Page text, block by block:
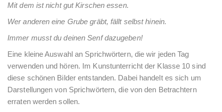
Mit dem ist nicht gut Kirschen essen.
Wer anderen eine Grube gräbt, fällt selbst hinein.
Immer musst du deinen Senf dazugeben!
Eine kleine Auswahl an Sprichwörtern, die wir jeden Tag
verwenden und hören. Im Kunstunterricht der Klasse 10 sind
diese schönen Bilder entstanden. Dabei handelt es sich um
Darstellungen von Sprichwörtern, die von den Betrachtern
erraten werden sollen.